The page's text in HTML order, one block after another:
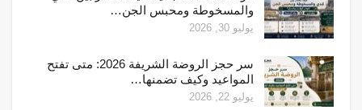
والمسخوطة ومحبس الجن…
يوليو 30, 2026
سر حجز الروضة الشريفة 2026: متى تفتح
المواعيد وكيف تضمنها…
يوليو 22, 2026